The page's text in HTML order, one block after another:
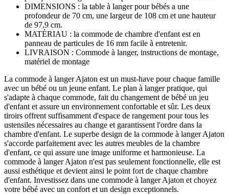
DIMENSIONS : la table à langer pour bébés a une
profondeur de 70 cm, une largeur de 108 cm et une hauteur
de 97,9 cm.
MATÉRIAU : la commode de chambre d'enfant est en
panneau de particules de 16 mm facile à entretenir.
LIVRAISON : Commode à langer, instructions de montage,
matériel de montage
La commode à langer Ajaton est un must-have pour chaque famille
avec un bébé ou un jeune enfant. Le plan à langer pratique, qui
s'adapte à chaque commode, fait du changement de bébé un jeu
d'enfant et assure un environnement confortable et sûr. Les deux
tiroirs offrent suffisamment d'espace de rangement pour tous les
ustensiles nécessaires au change et garantissent l'ordre dans la
chambre d'enfant. Le superbe design de la commode à langer Ajaton
s'accorde parfaitement avec les autres meubles de la chambre
d'enfant, ce qui assure une image uniforme et harmonieuse. La
commode à langer Ajaton n'est pas seulement fonctionnelle, elle est
aussi esthétique et devient ainsi le point fort de chaque chambre
d'enfant. Investissez dans une commode à langer Ajaton et choyez
votre bébé avec un confort et un design exceptionnels.